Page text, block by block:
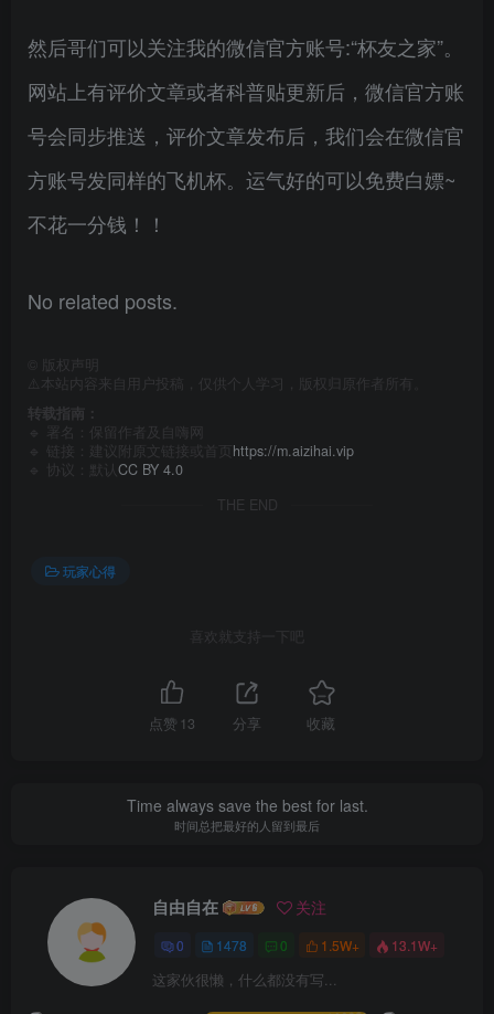
然后哥们可以关注我的微信官方账号:“杯友之家”。
网站上有评价文章或者科普贴更新后，微信官方账
号会同步推送，评价文章发布后，我们会在微信官
方账号发同样的飞机杯。运气好的可以免费白嫖~
不花一分钱！！
No related posts.
版权声明
⚠️本站内容来自用户投稿，仅供个人学习，版权归原作者所有。
转载指南：
🔹 署名：保留作者及
自嗨网
🔹 链接：建议附原文链接或首页 https://m.aizihai.vip
🔹 协议：默认 CC BY 4.0
THE END
玩家心得
喜欢就支持一下吧
点赞 13 分享 收藏
Time always save the best for last.
时间总把最好的人留到最后
自由自在 关注
0 1478 0 1.5W+ 13.1W+
这家伙很懒，什么都没有写...